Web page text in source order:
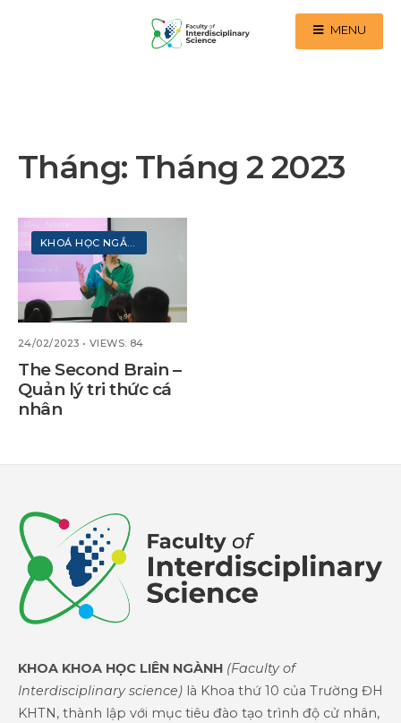
MENU
Tháng: Tháng 2 2023
KHOÁ HỌC NGẮN HẠN
24/02/2023 • VIEWS: 84
The Second Brain –
Quản lý tri thức cá
nhân
KHOA KHOA HỌC LIÊN NGÀNH (Faculty of
Interdisciplinary science) là Khoa thứ 10 của Trường ĐH
KHTN, thành lập với mục tiêu đào tạo trình độ cử nhân,